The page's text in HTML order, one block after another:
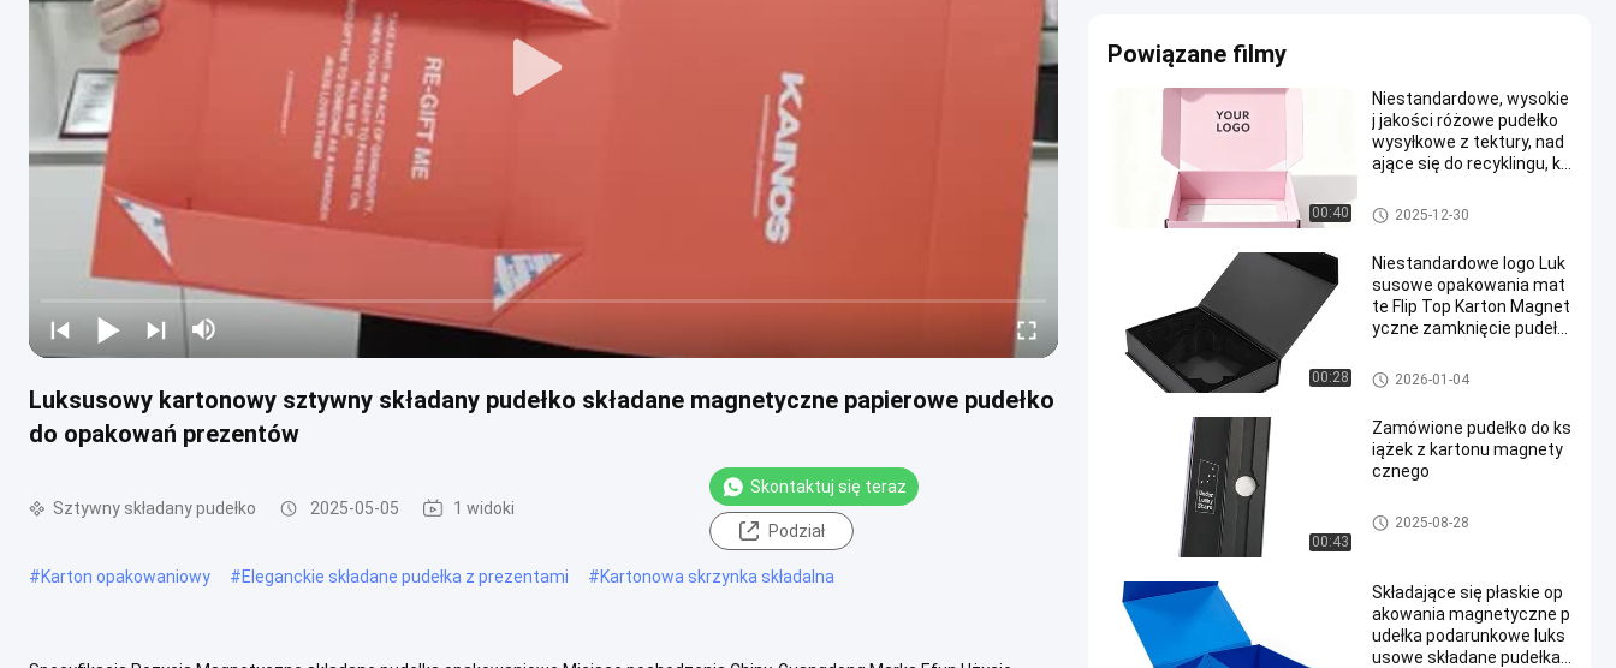
Luksusowy kartonowy sztywny składany pudełko składane magnetyczne papierowe pudełko
do opakowań prezentów
Sztywny składany pudełko 2025-05-05 1 widoki
Skontaktuj się teraz
Podział
#Karton opakowaniowy #Eleganckie składane pudełka z prezentami #Kartonowa skrzynka składalna
Powiązane filmy
00:40
Niestandardowe, wysokie
j jakości różowe pudełko
wysyłkowe z tektury, nad
ające się do recyklingu, ko
rowe do pakowania makij
ażu
Sztywny składany pudełko
2025-12-30
00:28
Niestandardowe logo Luk
susowe opakowania mat
te Flip Top Karton Magnet
yczne zamknięcie pudełk
Pudełko magnetyczne
2026-01-04
00:43
Zamówione pudełko do ks
iążek z kartonu magnety
cznego
Pudełko magnetyczne
2025-08-28
Składające się płaskie op
akowania magnetyczne p
udełka podarunkowe luks
usowe składane pudełka